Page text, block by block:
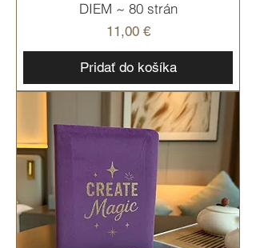
DIEM ~ 80 strán
Cena
11,00 €
Pridať do košíka